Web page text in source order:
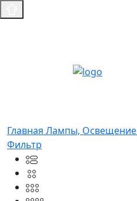
Главная Лампы, Освещение
Фильтр